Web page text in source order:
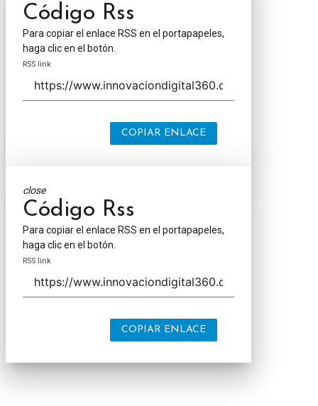
Código Rss
Para copiar el enlace RSS en el portapapeles,
haga clic en el botón.
RSS link
COPIAR ENLACE
close
Código Rss
Para copiar el enlace RSS en el portapapeles,
haga clic en el botón.
RSS link
COPIAR ENLACE